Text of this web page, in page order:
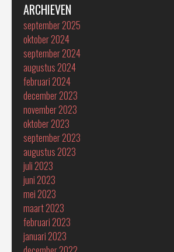
ARCHIEVEN
september 2025
oktober 2024
september 2024
augustus 2024
februari 2024
december 2023
november 2023
oktober 2023
september 2023
augustus 2023
juli 2023
juni 2023
mei 2023
maart 2023
februari 2023
januari 2023